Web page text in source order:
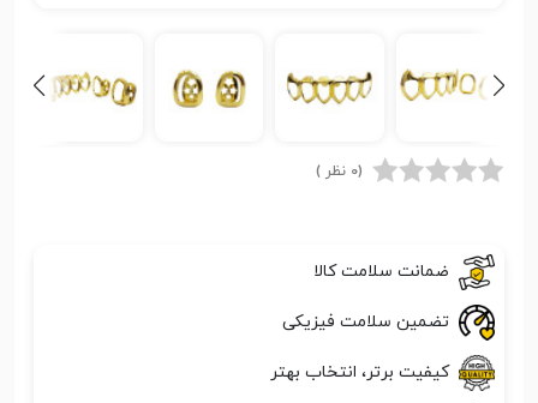
(0 نظر )
ضمانت سلامت کالا
تضمین سلامت فیزیکی
کیفیت برتر، انتخاب بهتر